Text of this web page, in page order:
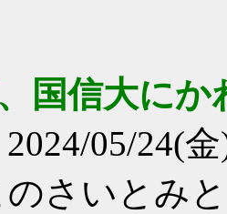
国信大に
2024/05/24(
のさいとみ